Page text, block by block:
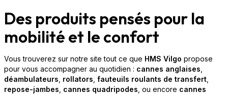
Des produits pensés pour la
mobilité et le confort
Vous trouverez sur notre site tout ce que HMS Vilgo propose
pour vous accompagner au quotidien : cannes anglaises
déambulateurs rollators fauteuils roulants de transfert
repose-jambes cannes quadripodes , ou encore cannes